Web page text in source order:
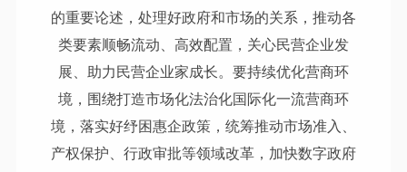
的重要论述，处理好政府和市场的关系，推动各
类要素顺畅流动、高效配置，关心民营企业发
展、助力民营企业家成长。要持续优化营商环
境，围绕打造市场化法治化国际化一流营商环
境，落实好纾困惠企政策，统筹推动市场准入、
产权保护、行政审批等领域改革，加快数字政府